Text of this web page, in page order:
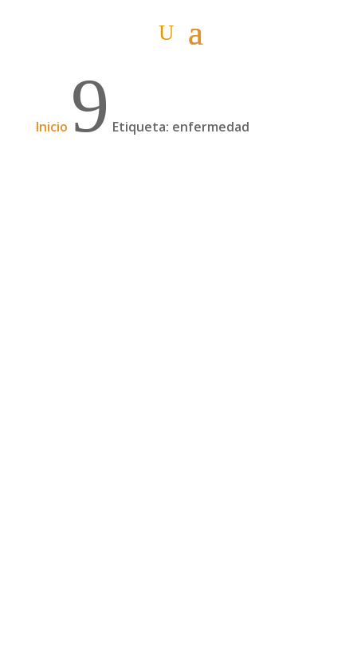
Inicio 9 Etiqueta: enfermedad